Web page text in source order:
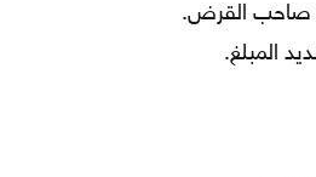
من صاحب القرض.
المبلغ.